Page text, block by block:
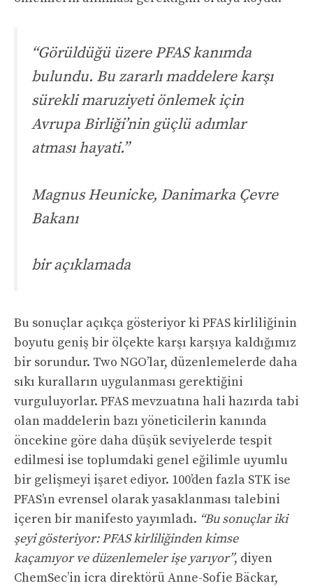
“Görüldüğü üzere PFAS kanımda
bulundu. Bu zararlı maddelere karşı
sürekli maruziyeti önlemek için
Avrupa Birliği’nin güçlü adımlar
atması hayati.”
Magnus Heunicke, Danimarka Çevre
Bakanı
bir açıklamada
Bu sonuçlar açıkça gösteriyor ki PFAS kirliliğinin
boyutu geniş bir ölçekte karşı karşıya kaldığımız
bir sorundur. Two NGO’lar, düzenlemelerde daha
sıkı kuralların uygulanması gerektiğini
vurguluyorlar. PFAS mevzuatına hali hazırda tabi
olan maddelerin bazı yöneticilerin kanında
öncekine göre daha düşük seviyelerde tespit
edilmesi ise toplumdaki genel eğilimle uyumlu
bir gelişmeyi işaret ediyor. 100’den fazla STK ise
PFAS’ın evrensel olarak yasaklanması talebini
içeren bir manifesto yayımladı. “Bu sonuçlar iki
şeyi gösteriyor: PFAS kirliliğinden kimse
kaçamıyor ve düzenlemeler işe yarıyor”, diyen
ChemSec’in icra direktörü Anne-Sofie Bäckar,